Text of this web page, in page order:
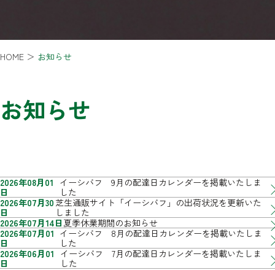
HOME ＞ お知らせ
お知らせ
2026年08月01
日
イーシバフ 9月の配達日カレンダーを掲載いたしま
した
2026年07月30
日
芝生通販サイト「イーシバフ」の出荷状況を更新いた
しました
2026年07月14日夏季休業期間のお知らせ
2026年07月01
日
イーシバフ 8月の配達日カレンダーを掲載いたしま
した
2026年06月01
日
イーシバフ 7月の配達日カレンダーを掲載いたしま
した